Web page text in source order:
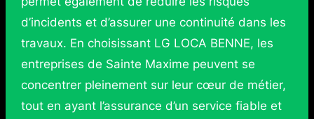
d’incidents et d’assurer une continuité dans les
travaux. En choisissant LG LOCA BENNE, les
entreprises de Sainte Maxime peuvent se
concentrer pleinement sur leur cœur de métier,
tout en ayant l’assurance d’un service fiable et